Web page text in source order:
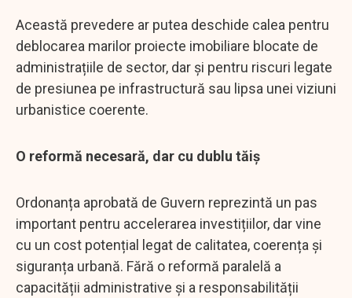
Această prevedere ar putea deschide calea pentru
deblocarea marilor proiecte imobiliare blocate de
administrațiile de sector, dar și pentru riscuri legate
de presiunea pe infrastructură sau lipsa unei viziuni
urbanistice coerente.
O reformă necesară, dar cu dublu tăiș
Ordonanța aprobată de Guvern reprezintă un pas
important pentru accelerarea investițiilor, dar vine
cu un cost potențial legat de calitatea, coerența și
siguranța urbană. Fără o reformă paralelă a
capacității administrative și a responsabilității